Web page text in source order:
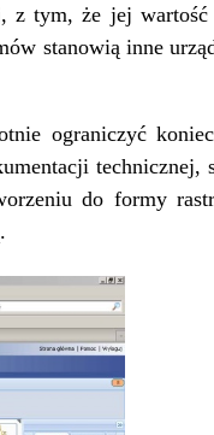
z tym, że jej wartość
stanowią inne
ograniczyć
technicznej,
do formy